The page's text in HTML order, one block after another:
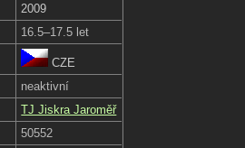
2009
16.5–17.5 let
CZE
neaktivní
TJ Jiskra Jaroměř
50552